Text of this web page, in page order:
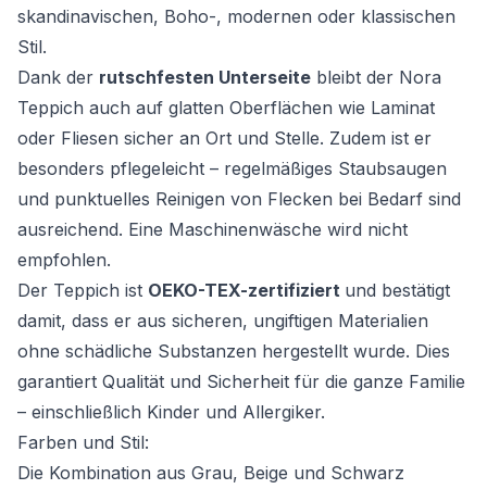
skandinavischen, Boho-, modernen oder klassischen
Stil.
Dank der rutschfesten Unterseite bleibt der Nora
Teppich auch auf glatten Oberflächen wie Laminat
oder Fliesen sicher an Ort und Stelle. Zudem ist er
besonders pflegeleicht – regelmäßiges Staubsaugen
und punktuelles Reinigen von Flecken bei Bedarf sind
ausreichend. Eine Maschinenwäsche wird nicht
empfohlen.
Der Teppich ist OEKO-TEX-zertifiziert und bestätigt
damit, dass er aus sicheren, ungiftigen Materialien
ohne schädliche Substanzen hergestellt wurde. Dies
garantiert Qualität und Sicherheit für die ganze Familie
– einschließlich Kinder und Allergiker.
Farben und Stil:
Die Kombination aus Grau, Beige und Schwarz